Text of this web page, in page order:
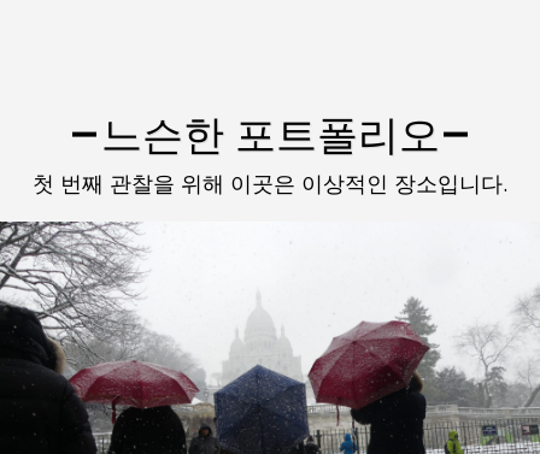
느슨한 포트폴리오
첫 번째 관찰을 위해 이곳은 이상적인 장소입니다.